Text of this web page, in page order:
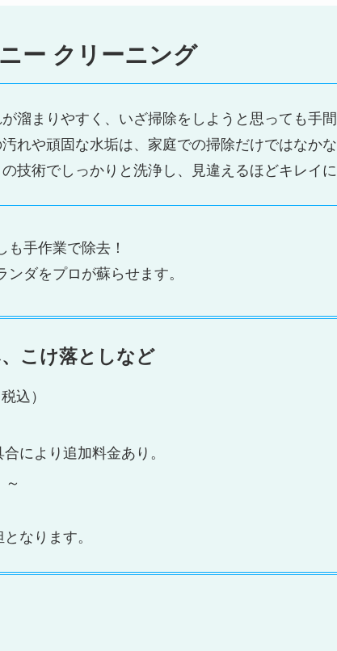
ー クリーニング
溜まりやすく、いざ掃除をしようと思っても手
れや頑固な水垢は、家庭での掃除だけではなか
技術でしっかりと洗浄し、見違えるほどキレイ
手作業で除去！
ダをプロが蘇らせます。
こけ落としなど
税込）
により追加料金あり。
～
なります。